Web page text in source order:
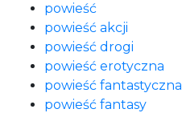
powieść
powieść akcji
powieść drogi
powieść erotyczna
powieść fantastyczna
powieść fantasy